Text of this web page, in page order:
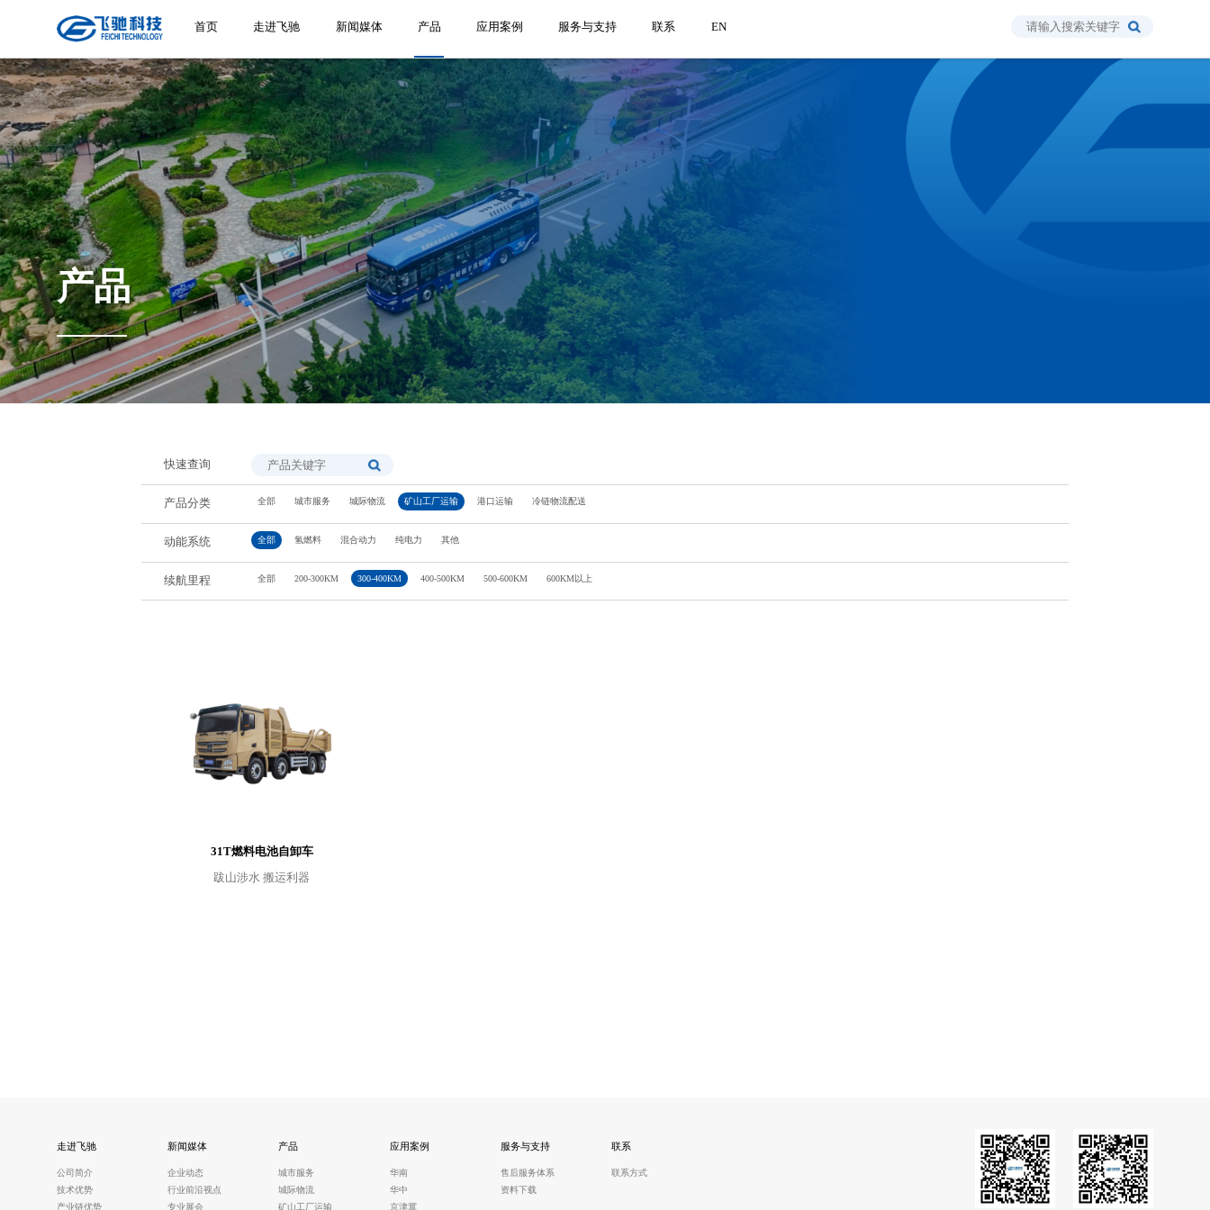
首页 走进飞驰 新闻媒体 产品 应用案例 服务与支持 联系 EN
产品
快速查询
产品分类 全部 城市服务 城际物流 矿山工厂运输 港口运输 冷链物流配送
动能系统 全部 氢燃料 混合动力 纯电力 其他
续航里程 全部 200-300KM 300-400KM 400-500KM 500-600KM 600KM以上
31T燃料电池自卸车
跋山涉水 搬运利器
走进飞驰
公司简介
技术优势
产业链优势
新闻媒体
企业动态
行业前沿视点
专业展会
产品
城市服务
城际物流
矿山工厂运输
应用案例
华南
华中
京津冀
服务与支持
售后服务体系
资料下载
联系
联系方式